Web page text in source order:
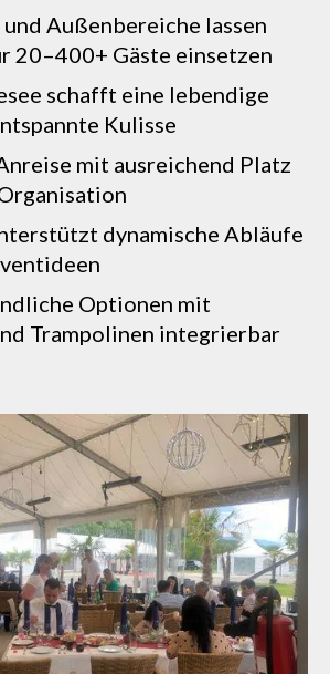
Außenbereiche lassen
20–400+ Gäste einsetzen
schafft eine lebendige
Kulisse
mit ausreichend Platz
dynamische Abläufe
Optionen mit
Trampolinen integrierbar